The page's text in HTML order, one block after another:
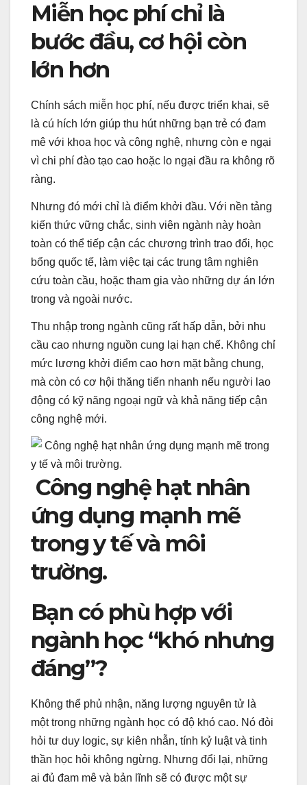
Miễn học phí chỉ là
bước đầu, cơ hội còn
lớn hơn
Chính sách miễn học phí, nếu được triển khai, sẽ
là cú hích lớn giúp thu hút những bạn trẻ có đam
mê với khoa học và công nghệ, nhưng còn e ngại
vì chi phí đào tạo cao hoặc lo ngại đầu ra không rõ
ràng.
Nhưng đó mới chỉ là điểm khởi đầu. Với nền tảng
kiến thức vững chắc, sinh viên ngành này hoàn
toàn có thể tiếp cận các chương trình trao đổi, học
bổng quốc tế, làm việc tại các trung tâm nghiên
cứu toàn cầu, hoặc tham gia vào những dự án lớn
trong và ngoài nước.
Thu nhập trong ngành cũng rất hấp dẫn, bởi nhu
cầu cao nhưng nguồn cung lại hạn chế. Không chỉ
mức lương khởi điểm cao hơn mặt bằng chung,
mà còn có cơ hội thăng tiến nhanh nếu người lao
động có kỹ năng ngoại ngữ và khả năng tiếp cận
công nghệ mới.
Công nghệ hạt nhân
ứng dụng mạnh mẽ
trong y tế và môi
trường.
Bạn có phù hợp với
ngành học “khó nhưng
đáng”?
Không thể phủ nhận, năng lượng nguyên tử là
một trong những ngành học có độ khó cao. Nó đòi
hỏi tư duy logic, sự kiên nhẫn, tính kỷ luật và tinh
thần học hỏi không ngừng. Nhưng đổi lại, những
ai đủ đam mê và bản lĩnh sẽ có được một sự